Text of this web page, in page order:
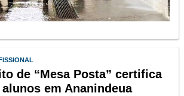
de “Mesa Posta” certifica
em Ananindeua